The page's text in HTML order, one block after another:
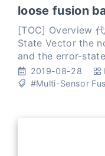
loose fusion
[TOC] Overview 代码：imu_x_fusion System
State Vector the
and the error-
\mathbf{x} =
\mathbf{v} \\
2019-08-28
#Multi-Sensor